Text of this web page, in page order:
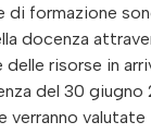
di formazione
docenza
risorse in
del 30 giugno
verranno